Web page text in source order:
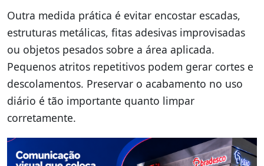
Outra medida prática é evitar encostar escadas,
estruturas metálicas, fitas adesivas improvisadas
ou objetos pesados sobre a área aplicada.
Pequenos atritos repetitivos podem gerar cortes e
descolamentos. Preservar o acabamento no uso
diário é tão importante quanto limpar
corretamente.